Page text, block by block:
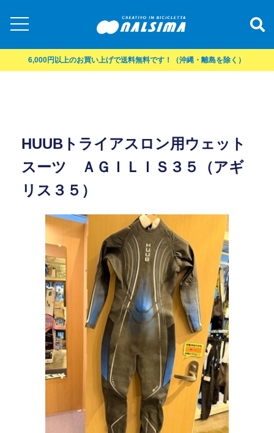
6,000円以上のお買い上げで送料無料です！（沖縄・離島を除く）
HUUBトライアスロン用ウェット
スーツ ＡＧＩＬＩＳ３５（アギ
リス３５）